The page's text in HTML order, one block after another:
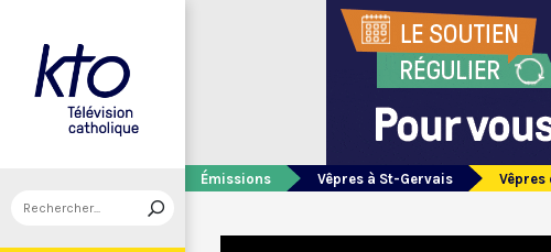
Émissions Vêpres à St-Gervais Vêpres